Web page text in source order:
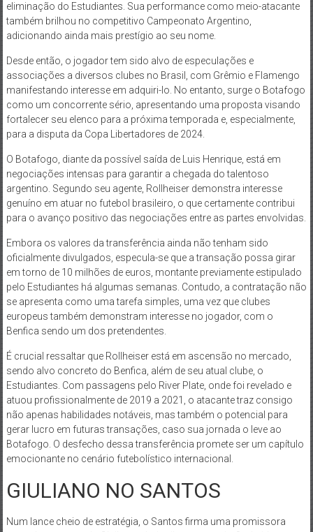
eliminação do Estudiantes. Sua performance como meio-atacante
também brilhou no competitivo Campeonato Argentino,
adicionando ainda mais prestígio ao seu nome.
Desde então, o jogador tem sido alvo de especulações e
associações a diversos clubes no Brasil, com Grêmio e Flamengo
manifestando interesse em adquiri-lo. No entanto, surge o Botafogo
como um concorrente sério, apresentando uma proposta visando
fortalecer seu elenco para a próxima temporada e, especialmente,
para a disputa da Copa Libertadores de 2024.
O Botafogo, diante da possível saída de Luis Henrique, está em
negociações intensas para garantir a chegada do talentoso
argentino. Segundo seu agente, Rollheiser demonstra interesse
genuíno em atuar no futebol brasileiro, o que certamente contribui
para o avanço positivo das negociações entre as partes envolvidas.
Embora os valores da transferência ainda não tenham sido
oficialmente divulgados, especula-se que a transação possa girar
em torno de 10 milhões de euros, montante previamente estipulado
pelo Estudiantes há algumas semanas. Contudo, a contratação não
se apresenta como uma tarefa simples, uma vez que clubes
europeus também demonstram interesse no jogador, com o
Benfica sendo um dos pretendentes.
É crucial ressaltar que Rollheiser está em ascensão no mercado,
sendo alvo concreto do Benfica, além de seu atual clube, o
Estudiantes. Com passagens pelo River Plate, onde foi revelado e
atuou profissionalmente de 2019 a 2021, o atacante traz consigo
não apenas habilidades notáveis, mas também o potencial para
gerar lucro em futuras transações, caso sua jornada o leve ao
Botafogo. O desfecho dessa transferência promete ser um capítulo
emocionante no cenário futebolístico internacional.
GIULIANO NO SANTOS
Num lance cheio de estratégia, o Santos firma uma promissora